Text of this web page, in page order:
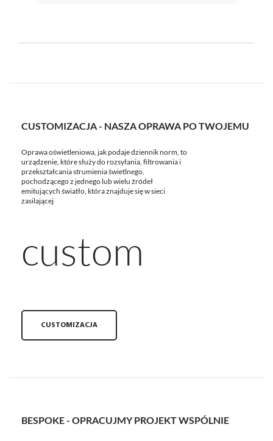
CUSTOMIZACJA - NASZA OPRAWA PO TWOJEMU
Oprawa oświetleniowa, jak podaje dziennik norm, to
urządzenie, które służy do rozsyłania, filtrowania i
przekształcania strumienia świetlnego,
pochodzącego z jednego lub wielu źródeł
emitujących światło, która znajduje się w sieci
zasilającej
custom
CUSTOMIZACJA
BESPOKE - OPRACUJMY PROJEKT WSPÓLNIE